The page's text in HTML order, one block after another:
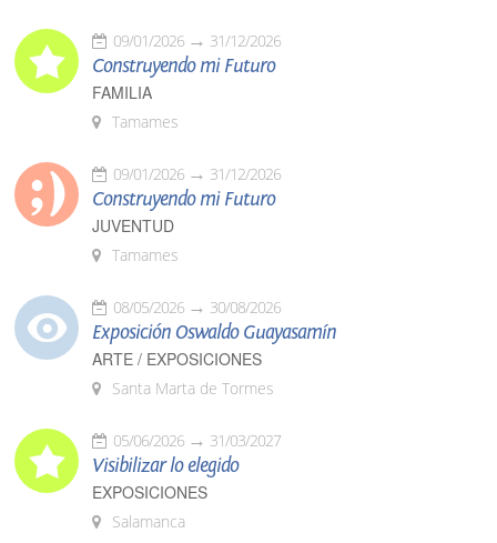
09/01/2026 31/12/2026
Construyendo mi Futuro
FAMILIA
Tamames
09/01/2026 31/12/2026
Construyendo mi Futuro
JUVENTUD
Tamames
08/05/2026 30/08/2026
Exposición Oswaldo Guayasamín
ARTE / EXPOSICIONES
Santa Marta de Tormes
05/06/2026 31/03/2027
Visibilizar lo elegido
EXPOSICIONES
Salamanca